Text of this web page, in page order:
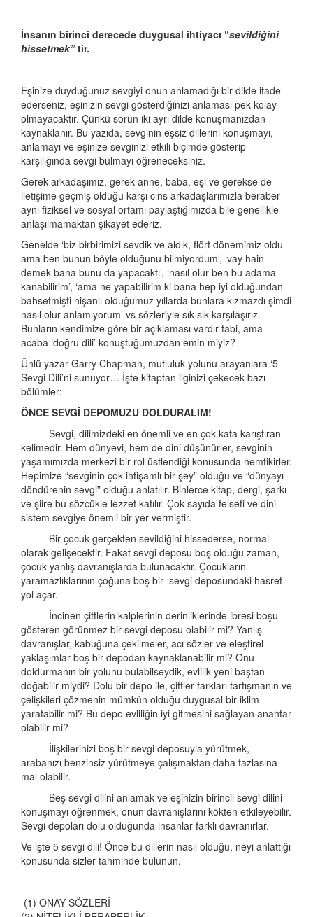
İnsanın birinci derecede duygusal ihtiyacı “sevildiğini
hissetmek”tir.
Eşinize duyduğunuz sevgiyi onun anlamadığı bir dilde ifade
ederseniz, eşinizin sevgi gösterdiğinizi anlaması pek kolay
olmayacaktır. Çünkü sorun iki ayrı dilde konuşmanızdan
kaynaklanır. Bu yazıda, sevginin eşsiz dillerini konuşmayı,
anlamayı ve eşinize sevginizi etkili biçimde gösterip
karşılığında sevgi bulmayı öğreneceksiniz.
Gerek arkadaşımız, gerek anne, baba, eşi ve gerekse de
iletişime geçmiş olduğu karşı cins arkadaşlarımızla beraber
aynı fiziksel ve sosyal ortamı paylaştığımızda bile genellikle
anlaşılmamaktan şikayet ederiz.
Genelde ‘biz birbirimizi sevdik ve aldık, flört dönemimiz oldu
ama ben bunun böyle olduğunu bilmiyordum’, ‘vay hain
demek bana bunu da yapacaktı’, ‘nasıl olur ben bu adama
kanabilirim’, ‘ama ne yapabilirim ki bana hep iyi olduğundan
bahsetmişti nişanlı olduğumuz yıllarda bunlara kızmazdı şimdi
nasıl olur anlamıyorum’ vs sözleriyle sık sık karşılaşırız.
Bunların kendimize göre bir açıklaması vardır tabi, ama
acaba ‘doğru dili’ konuştuğumuzdan emin miyiz?
Ünlü yazar Garry Chapman, mutluluk yolunu arayanlara ‘5
Sevgi Dili’ni sunuyor… İşte kitaptan ilginizi çekecek bazı
bölümler:
ÖNCE SEVGİ DEPOMUZU DOLDURALIM!
Sevgi, dilimizdeki en önemli ve en çok kafa karıştıran
kelimedir. Hem dünyevi, hem de dini düşünürler, sevginin
yaşamımızda merkezi bir rol üstlendiği konusunda hemfikirler.
Hepimize “sevginin çok ihtişamlı bir şey” olduğu ve “dünyayı
döndürenin sevgi” olduğu anlatılır. Binlerce kitap, dergi, şarkı
ve şiire bu sözcükle lezzet katılır. Çok sayıda felsefi ve dini
sistem sevgiye önemli bir yer vermiştir.
Bir çocuk gerçekten sevildiğini hissederse, normal
olarak gelişecektir. Fakat sevgi deposu boş olduğu zaman,
çocuk yanlış davranışlarda bulunacaktır. Çocukların
yaramazlıklarının çoğuna boş bir sevgi deposundaki hasret
yol açar.
İncinen çiftlerin kalplerinin derinliklerinde ibresi boşu
gösteren görünmez bir sevgi deposu olabilir mi? Yanlış
davranışlar, kabuğuna çekilmeler, acı sözler ve eleştirel
yaklaşımlar boş bir depodan kaynaklanabilir mi? Onu
doldurmanın bir yolunu bulabilseydik, evlilik yeni baştan
doğabilir miydi? Dolu bir depo ile, çiftler farkları tartışmanın ve
çelişkileri çözmenin mümkün olduğu duygusal bir iklim
yaratabilir mi? Bu depo evliliğin iyi gitmesini sağlayan anahtar
olabilir mi?
İlişkilerinizi boş bir sevgi deposuyla yürütmek,
arabanızı benzinsiz yürütmeye çalışmaktan daha fazlasına
mal olabilir.
Beş sevgi dilini anlamak ve eşinizin birincil sevgi dilini
konuşmayı öğrenmek, onun davranışlarını kökten etkileyebilir.
Sevgi depoları dolu olduğunda insanlar farklı davranırlar.
Ve işte 5 sevgi dili! Önce bu dillerin nasıl olduğu, neyi anlattığı
konusunda sizler tahminde bulunun.
(1) ONAY SÖZLERİ